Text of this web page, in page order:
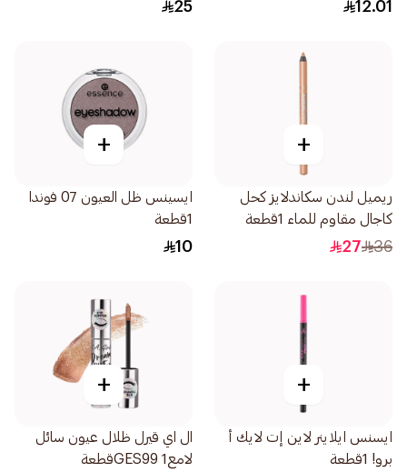
12.01
25
+
ريميل لندن سكاندلايز كحل
كاجال مقاوم للماء 1قطعة
36
27
+
ايسينس ظل العيون 07 فوندا
1قطعة
10
+
ايسنس ايلاينر لاين إت لايك أ
برو! 1قطعة
+
ال اي قيرل ظلال عيون سائل
لامعGES99 1قطعة